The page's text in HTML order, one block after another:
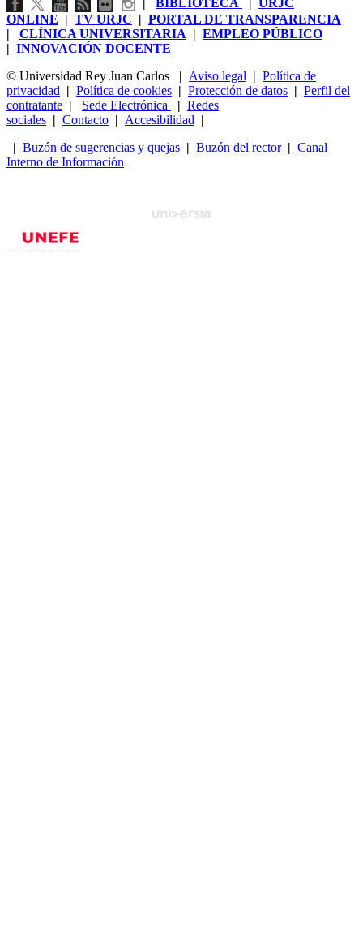
ONLINE | TV URJC | PORTAL DE TRANSPARENCIA
| CLÍNICA UNIVERSITARIA | EMPLEO PÚBLICO
| INNOVACIÓN DOCENTE
© Universidad Rey Juan Carlos
| Aviso legal | Política de
privacidad | Política de cookies | Protección de datos | Perfil del
contratante | Sede Electrónica | Redes
sociales | Contacto | Accesibilidad |
| Buzón de sugerencias y quejas | Buzón del rector| Canal
Interno de Información